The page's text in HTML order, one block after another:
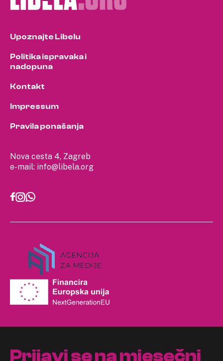
Nova cesta 4, Zagreb
e-mail: info@libela.org
Upoznajte Libelu
Politika ispravaka i
nadopuna
Kontakt
Impressum
Pravila ponašanja
Prijavi se na mjesečni